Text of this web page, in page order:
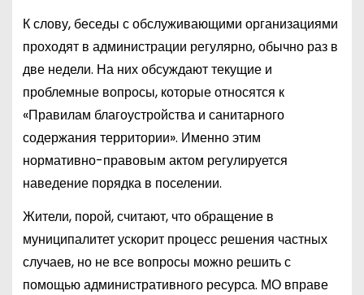
К слову, беседы с обслуживающими организациями
проходят в администрации регулярно, обычно раз в
две недели. На них обсуждают текущие и
проблемные вопросы, которые относятся к
«Правилам благоустройства и санитарного
содержания территории». Именно этим
нормативно-правовым актом регулируется
наведение порядка в поселении.
Жители, порой, считают, что обращение в
муниципалитет ускорит процесс решения частных
случаев, но не все вопросы можно решить с
помощью административного ресурса. МО вправе